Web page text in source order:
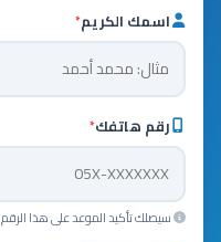
اسمك الكريم*
رقم هاتفك*
سيصلك تأكيد الموعد على هذا الرقم